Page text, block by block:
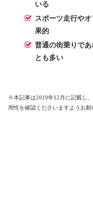
いる
スポーツ走行や
果的
普通の街乗りで
とも多い
※本記事は2019年12月に記載し
用性を確認くださいますようお願